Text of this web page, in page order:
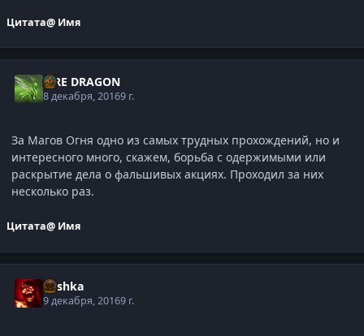
Цитата@ Имя
FIRE DRAGON
8 декабря, 20169 г.
За Магов Огня одно из самых трудных прохождений, но и
интересного много, скажем, борьба с одержимыми или
раскрытие дела о фальшивых акциях. Проходил за них
несколько раз.
Цитата@ Имя
Mishka
9 декабря, 20169 г.